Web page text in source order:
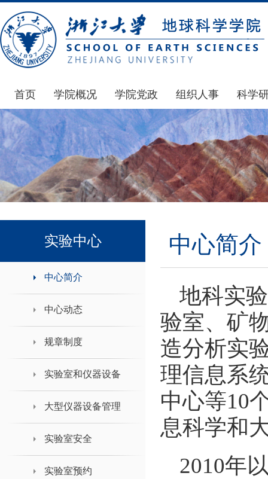
首页 学院概况
学院简介
发展简史
组织机构
师资力量
学院党政
通知公告
学院发文
党委会议纪要
党政联席会议纪要
领导班子接待日
组织人事
通知公告
博士后管理
人才招聘
年度考核
下载专区
科学
国家
科研
通知
科研
地科
实验中心
中心简介
中心动态
规章制度
实验室和仪器设备
大型仪器设备管理
实验室安全
实验室预约
中心简介
地科实
验室、矿
造分析实
理信息系
中心等10
息科学和
2010年